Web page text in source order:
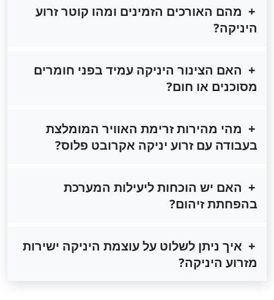
מהם האורכים הזמינים ומהו קוטר זרוע
היניקה?
האם הצינור היניקה עמיד בפני חומרים
מסוכנים או חום?
מהי מהירות זרימת האוויר המומלצת
בעבודה עם זרוע יניקה אקרובט פלוס?
האם יש הוכחות ליעילות המערכת
בהפחתת זיהום?
איך ניתן לשלוט על עוצמת היניקה ישירות
מזרוע היניקה?